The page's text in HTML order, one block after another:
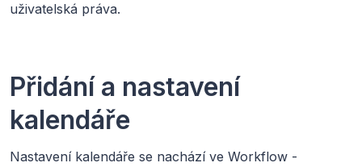
uživatelská práva.
Přidání a nastavení
kalendáře
Nastavení kalendáře se nachází ve Workflow -